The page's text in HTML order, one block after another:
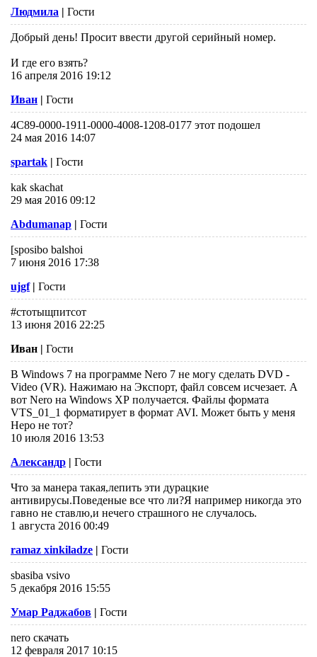
Людмила | Гости
Добрый день! Просит ввести другой серийный номер.
И где его взять?
16 апреля 2016 19:12
Иван | Гости
4C89-0000-1911-0000-4008-1208-0177 этот подошел
24 мая 2016 14:07
spartak | Гости
kak skachat
29 мая 2016 09:12
Abdumanap | Гости
[sposibo balshoi
7 июня 2016 17:38
ujgf | Гости
#стотыщпитсот
13 июня 2016 22:25
Иван | Гости
В Windows 7 на программе Nero 7 не могу сделать DVD -
Video (VR). Нажимаю на Экспорт, файл совсем исчезает. А
вот Nero на Windows ХР получается. Файлы формата
VTS_01_1 форматирует в формат AVI. Может быть у меня
Неро не тот?
10 июля 2016 13:53
Александр | Гости
Что за манера такая,лепить эти дурацкие
антивирусы.Поведеные все что ли?Я например никогда это
гавно не ставлю,и нечего страшного не случалось.
1 августа 2016 00:49
ramaz xinkiladze | Гости
sbasiba vsivo
5 декабря 2016 15:55
Умар Раджабов | Гости
nero скачать
12 февраля 2017 10:15